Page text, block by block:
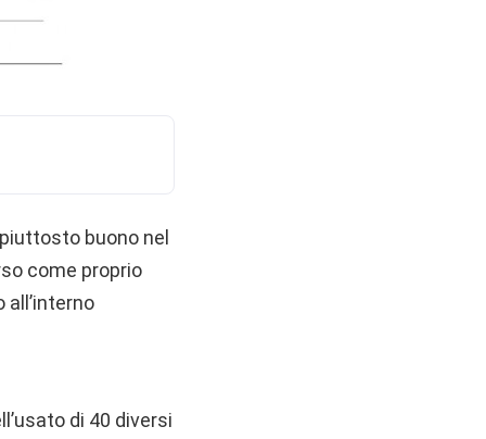
buono nel
come proprio
all’interno
di 40 diversi